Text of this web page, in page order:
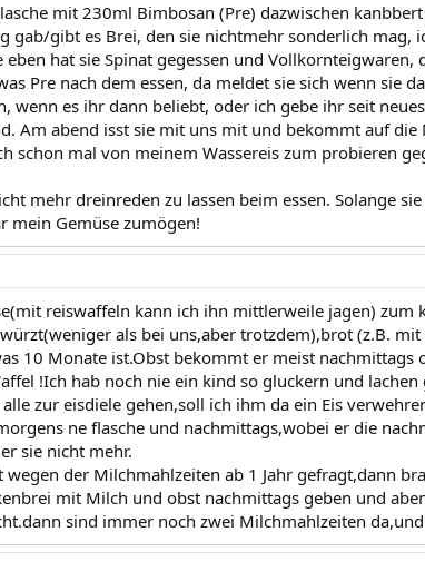
mit 230ml Bimbosan (Pre) dazwischen
gab/gibt es Brei, den sie nichtmehr sonderlich mag,
eben hat sie Spinat gegessen und Vollkornteigwaren,
Pre nach dem essen, da meldet sie sich wenn sie
wenn es ihr dann beliebt, oder ich gebe ihr seit
Am abend isst sie mit uns mit und bekommt auf die
schon mal von meinem Wassereis zum probieren
mehr dreinreden zu lassen beim essen. Solange
mein Gemüse zumögen!
reiswaffeln kann ich ihn mittlerweile jagen) zum
als bei uns,aber trotzdem),brot (z.B.
10 Monate ist.Obst bekommt er meist nachmittags
!Ich hab noch nie ein kind so gluckern und lachen
zur eisdiele gehen,soll ich ihm da ein Eis
ne flasche und nachmittags,wobei er die
sie nicht mehr.
der Milchmahlzeiten ab 1 Jahr gefragt,dann
mit Milch und obst nachmittags geben und
sind immer noch zwei Milchmahlzeiten